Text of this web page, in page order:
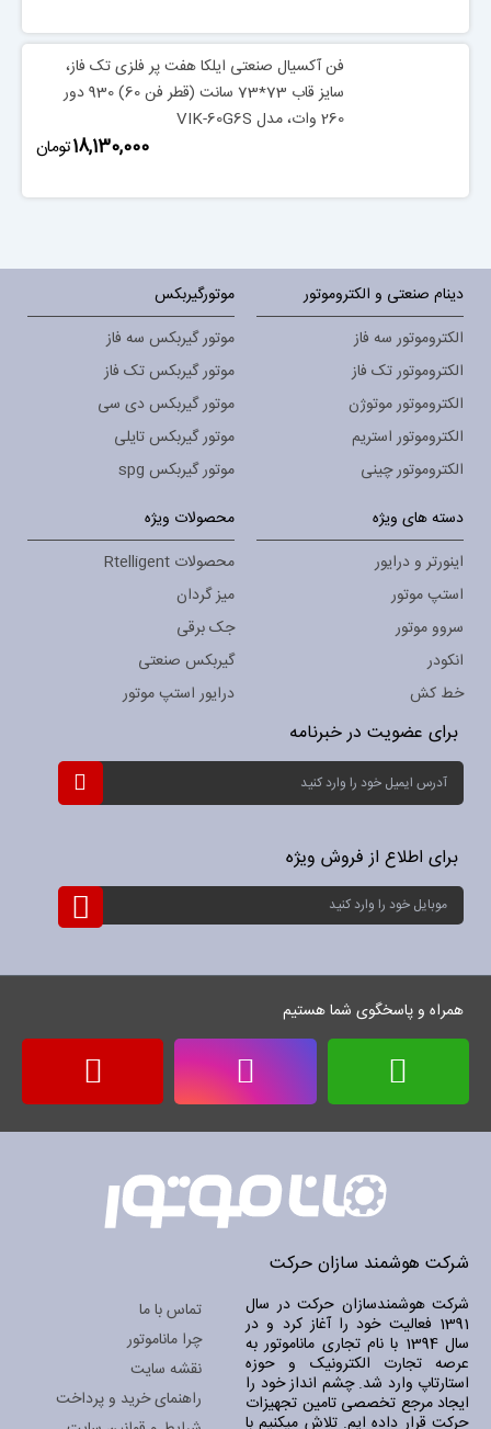
فن آکسیال صنعتی ایلکا هفت پر فلزی تک فاز،
سایز قاب 73*73 سانت (قطر فن 60) 930 دور
260 وات، مدل VIK-60G6S
‎18,130,000تومان
دینام صنعتی و الکتروموتور
الکتروموتور سه فاز
الکتروموتور تک فاز
الکتروموتور موتوژن
الکتروموتور استریم
الکتروموتور چینی
موتورگیربکس
موتور گیربکس سه فاز
موتور گیربکس تک فاز
موتور گیربکس دی سی
موتور گیربکس تایلی
موتور گیربکس spg
دسته های ویژه
اینورتر و درایور
استپ موتور
سروو موتور
انکودر
خط کش
محصولات ویژه
محصولات Rtelligent
میز گردان
جک برقی
گیربکس صنعتی
درایور استپ موتور
برای عضویت در خبرنامه
ثبت
برای
برای اطلاع از فروش ویژه
ثبت
برای
همراه و پاسخگوی شما هستیم
شرکت هوشمند سازان حرکت
شرکت هوشمندسازان حرکت در سال
1391 فعالیت خود را آغاز کرد و در
سال 1394 با نام تجاری ماناموتور به
عرصه تجارت الکترونیک و حوزه
استارتاپ وارد شد. چشم انداز خود را
ایجاد مرجع تخصصی تامین تجهیزات
حرکت قرار داده ایم. تلاش میکنیم با
تماس با ما
چرا ماناموتور
نقشه سایت
راهنمای خرید و پرداخت